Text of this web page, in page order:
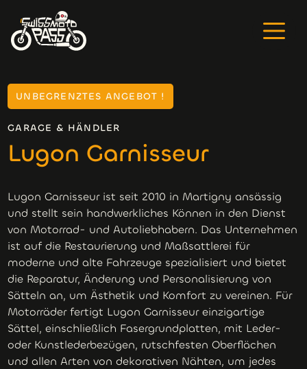
UNBEGRENZTES ANGEBOT !
GARAGE & HÄNDLER
Lugon Garnisseur
Lugon Garnisseur ist seit 2010 in Martigny ansässig
und stellt sein handwerkliches Können in den Dienst
von Motorrad- und Autoliebhabern. Das Unternehmen
ist auf die Restaurierung und Maßsattlerei für
moderne und alte Fahrzeuge spezialisiert und bietet
die Reparatur, Änderung und Personalisierung von
Sätteln an, um Ästhetik und Komfort zu vereinen. Für
Motorräder fertigt Lugon Garnisseur einzigartige
Sättel, einschließlich Fasergrundplatten, mit Leder-
oder Kunstlederbezügen, rutschfesten Oberflächen
und allen Arten von dekorativen Nähten, um jedes